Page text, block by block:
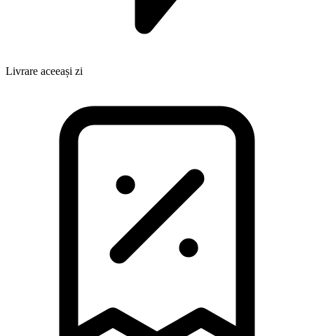
Livrare aceeași zi